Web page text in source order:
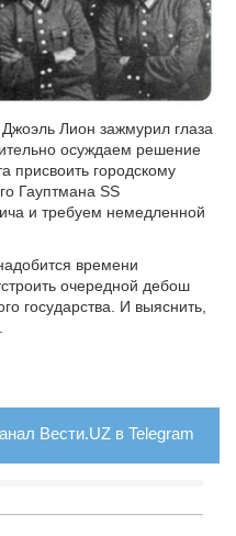
Лион зажмурил глаза
осуждаем решение
присвоить городскому
Гауптмана SS
и требуем немедленной
времени
очередной дебош
государства. И выяснить,
Вести.UZ в Telegram